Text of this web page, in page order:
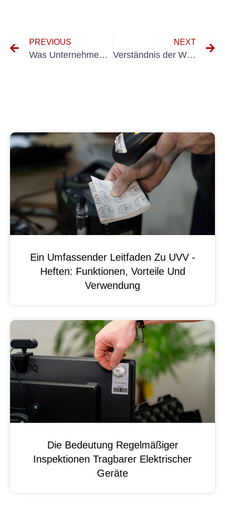
PREVIOUS
Was Unternehmen über UVV -Inspektionen für Unternehmensfahrzeuge wissen müssen
NEXT
Verständnis der Wichtigkeit von MÜFINTERVALL für ortsveränderlich Geräte
Ein Umfassender Leitfaden Zu UVV -
Heften: Funktionen, Vorteile Und
Verwendung
Die Bedeutung Regelmäßiger
Inspektionen Tragbarer Elektrischer
Geräte